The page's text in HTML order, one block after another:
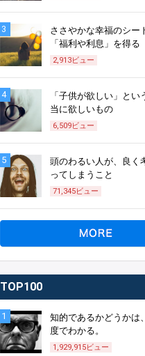
3
ささやかな幸福のシー
「福利や利息」を得る
2,913ビュー
4
「子供が欲しい」とい
当に欲しいもの
6,509ビュー
5
頭のわるい人が、良く
ってしまうこと
71,345ビュー
TOP100
1
知的であるかどうかは
度でわかる。
1,929,915ビュー